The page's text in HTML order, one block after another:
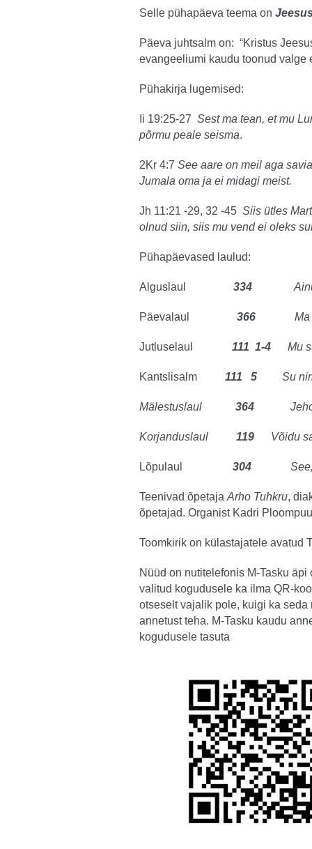
Selle pühapäeva teema on
Päeva juhtsalm on: “Kristus
evangeeliumi kaudu toonud valge
Pühakirja lugemised:
Ii 19:25-27 Sest ma tean, et mu
põrmu peale seisma.
2Kr 4:7 See aare on meil aga
Jumala oma ja ei midagi meist.
Jh 11:21 -29, 32 -45 Siis ütles
olnud siin, siis mu vend ei oleks
Pühapäevased laulud:
Alguslaul 334
Päevalaul 366 Ma
Jutluselaul 111 1-4 Mu
Kantslisalm 111 5 Su
Mälestuslaul 364
Korjanduslaul 119 Võidu
Lõpulaul 304
Teenivad õpetaja Arho Tuhkru,
õpetajad. Organist Kadri
Toomkirik on külastajatele avatud
Nüüd on nutitelefonis M-Tasku
valitud kogudusele ka ilma QR-
otseselt vajalik pole, kuigi ka
annetust teha. M-Tasku kaudu
kogudusele tasuta